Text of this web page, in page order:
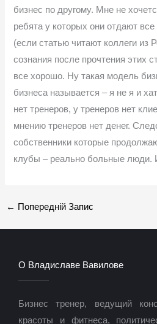
бизнес по другому. Мне не
ребята у которых они отдают все
(если статью читают коллеги из
сознания после прочтения этих
все хорошо. Ну такая модель
бизнеса называется – я не я и
нет тренеров, у тренеров нет
мнению тренеров нет денег.
собственники которые
клубы – реально больные люди.
← Попередній Запис
О Владиславе Вавилове
Бизнес тренер, ведущий
красоты и фитнеса,